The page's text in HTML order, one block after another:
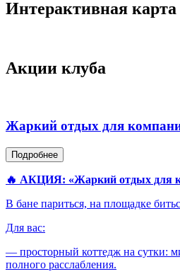
Интерактивная
Акции клуба
Жаркий отдых для
Подробнее
🔥 АКЦИЯ: «Жаркий отдых для
В бане париться, на площадке
Для вас:
— просторный коттедж на сутки:
полного расслабления.